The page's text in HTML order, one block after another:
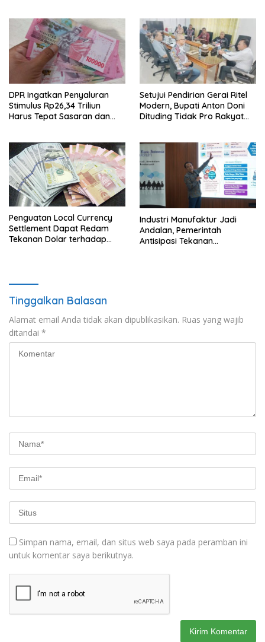
DPR Ingatkan Penyaluran
Stimulus Rp26,34 Triliun
Harus Tepat Sasaran dan
Setujui Pendirian Gerai Ritel
Modern, Bupati Anton Doni
Dituding Tidak Pro Rakyat
Penguatan Local Currency
Settlement Dapat Redam
Tekanan Dolar terhadap
Industri Manufaktur Jadi
Andalan, Pemerintah
Antisipasi Tekanan
Tinggalkan Balasan
Alamat email Anda tidak akan dipublikasikan. Ruas yang wajib
ditandai *
Simpan nama, email, dan situs web saya pada peramban ini
untuk komentar saya berikutnya.